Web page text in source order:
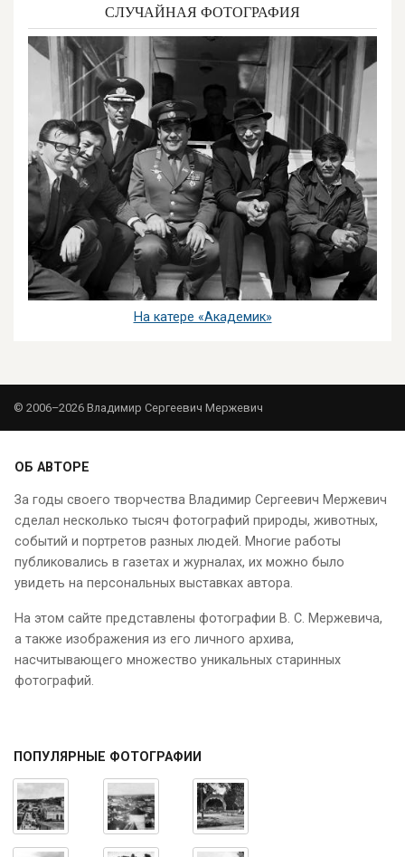
СЛУЧАЙНАЯ ФОТОГРАФИЯ
На катере «Академик»
© 2006–2026 Владимир Сергеевич Мержевич
ОБ АВТОРЕ
За годы своего творчества Владимир Сергеевич Мержевич
сделал несколько тысяч фотографий природы, животных,
событий и портретов разных людей. Многие работы
публиковались в газетах и журналах, их можно было
увидеть на персональных выставках автора.
На этом сайте представлены фотографии В. С. Мержевича,
а также изображения из его личного архива,
насчитывающего множество уникальных старинных
фотографий.
ПОПУЛЯРНЫЕ ФОТОГРАФИИ